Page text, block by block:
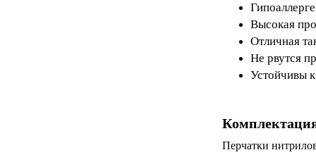
Высокая
Отличная
Не рвутся
Устойчивы
Перчатки